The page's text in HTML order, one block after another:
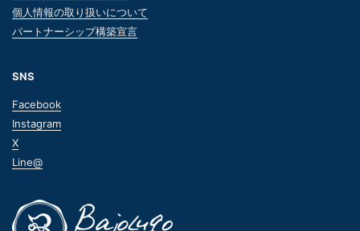
個人情報の取り扱いについて
パートナーシップ構築宣言
SNS
Facebook
Instagram
X
Line@